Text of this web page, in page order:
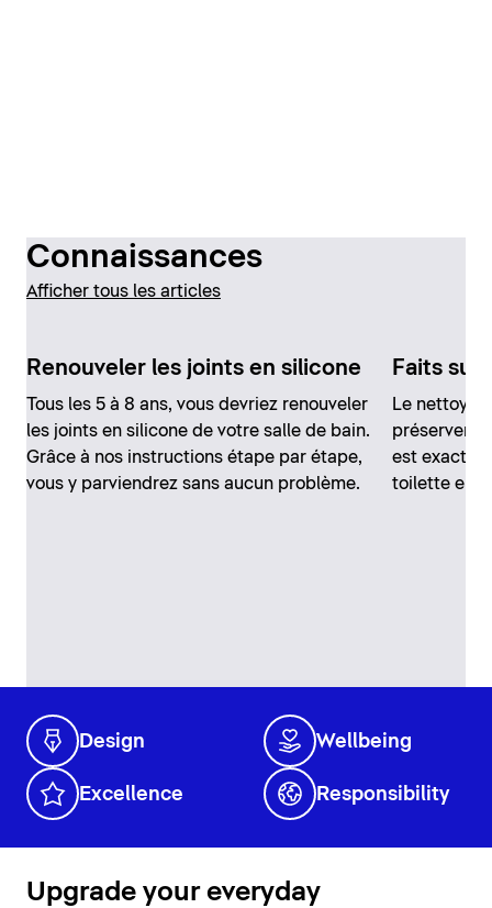
Connaissances
Afficher tous les articles
Renouveler les joints en silicone
Tous les 5 à 8 ans, vous devriez renouveler
les joints en silicone de votre salle de bain.
Grâce à nos instructions étape par étape,
vous y parviendrez sans aucun problème.
Faits sur
Le
préserver
est
toilette en
Design Wellbeing
Excellence Responsibility
Upgrade your everyday